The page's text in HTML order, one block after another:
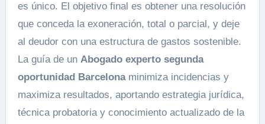
es único. El objetivo final es obtener una resolución
que conceda la exoneración, total o parcial, y deje
al deudor con una estructura de gastos sostenible.
La guía de un Abogado experto segunda
oportunidad Barcelonaminimiza incidencias y
maximiza resultados, aportando estrategia jurídica,
técnica probatoria y conocimiento actualizado de la